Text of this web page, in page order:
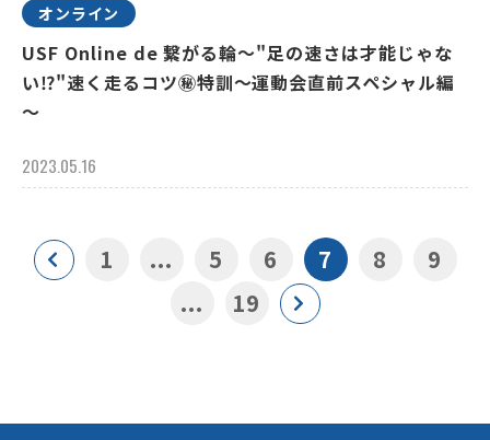
オンライン
USF Online de 繋がる輪～"足の速さは才能じゃな
い⁉"速く走るコツ㊙特訓～運動会直前スペシャル編
～
2023.05.16
1 ... 5 6 7 8
9
...
19